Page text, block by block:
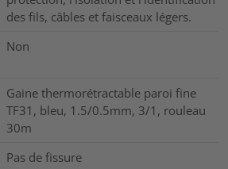
des fils, câbles et faisceaux légers.
Non
Gaine thermorétractable paroi fine
TF31, bleu, 1.5/0.5mm, 3/1, rouleau
30m
Pas de fissure